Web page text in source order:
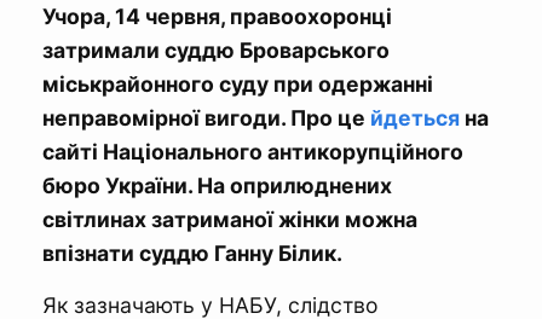
Учора, 14 червня, правоохоронці
затримали суддю Броварського
міськрайонного суду при одержанні
неправомірної вигоди. Про це йдеться на
сайті Національного антикорупційного
бюро України. На оприлюднених
світлинах затриманої жінки можна
впізнати суддю Ганну Білик.
Як зазначають у НАБУ, слідство